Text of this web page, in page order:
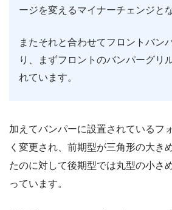
ージを変えるマイナーチェンジと
またそれと合わせてフロントバン
り、まずフロントのバンパーグリ
れています。
加えてバンパーに設置されているフ
く変更され、前期型が三角形の大き
たのに対して後期型では丸型の小さ
っています。